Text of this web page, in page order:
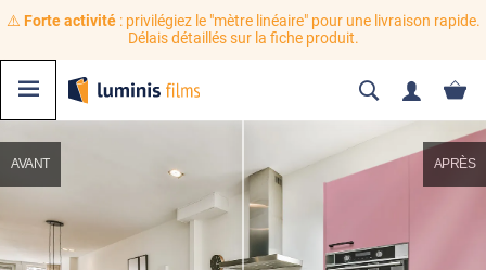
⚠️ Forte activité: privilégiez le "mètre linéaire" pour une livraison rapide.
Délais détaillés sur la fiche produit.
AVANT APRÈS